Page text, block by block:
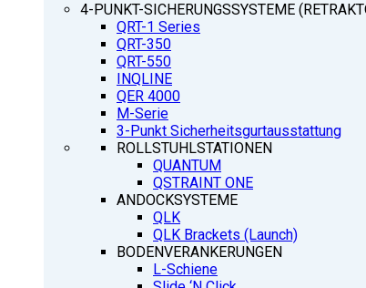
4-PUNKT-SICHERUNGSSYSTEME
QRT-1 Series
QRT-350
QRT-550
INQLINE
QER 4000
M-Serie
3-Punkt Sicherheitsgurtausstattung
ROLLSTUHLSTATIONEN
QUANTUM
QSTRAINT ONE
ANDOCKSYSTEME
QLK
QLK Brackets (Launch)
BODENVERANKERUNGEN
L-Schiene